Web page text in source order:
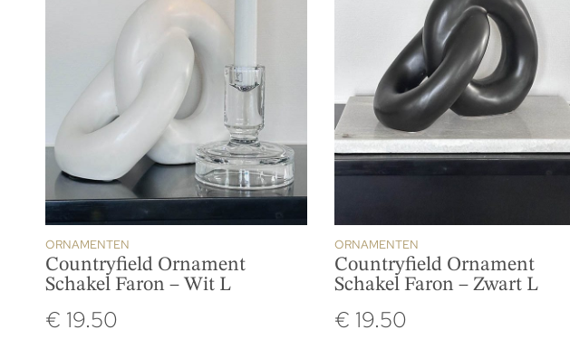
ORNAMENTEN
Countryfield Ornament
Schakel Faron – Wit L
€ 19.50
ORNAMENTEN
Countryfield Ornament
Schakel Faron – Zwart L
€ 19.50